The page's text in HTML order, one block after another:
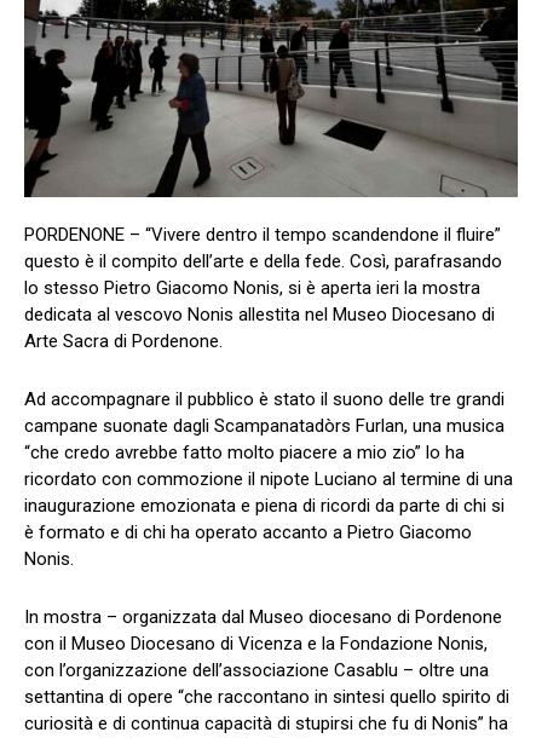
PORDENONE – “Vivere dentro il tempo scandendone il fluire”
questo è il compito dell’arte e della fede. Così, parafrasando
lo stesso Pietro Giacomo Nonis, si è aperta ieri la mostra
dedicata al vescovo Nonis allestita nel Museo Diocesano di
Arte Sacra di Pordenone.
Ad accompagnare il pubblico è stato il suono delle tre grandi
campane suonate dagli Scampanatadòrs Furlan, una musica
“che credo avrebbe fatto molto piacere a mio zio” lo ha
ricordato con commozione il nipote Luciano al termine di una
inaugurazione emozionata e piena di ricordi da parte di chi si
è formato e di chi ha operato accanto a Pietro Giacomo
Nonis.
In mostra – organizzata dal Museo diocesano di Pordenone
con il Museo Diocesano di Vicenza e la Fondazione Nonis,
con l’organizzazione dell’associazione Casablu – oltre una
settantina di opere “che raccontano in sintesi quello spirito di
curiosità e di continua capacità di stupirsi che fu di Nonis” ha